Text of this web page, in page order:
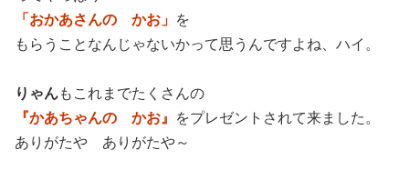
「おかあさんの かお」 を
もらうことなんじゃないかって思うんですよね、ハイ。
りゃんもこれまでたくさんの
『かあちゃんの かお』
をプレゼントされて来ました。
ありがたや ありがたや～